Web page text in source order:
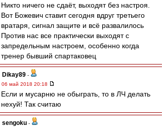
Никто ничего не сдаёт, выходят без настроя.
Вот Божевич ставит сегодня вдруг третьего
вратаря, сигнал защите и всё развалилось
Против нас все практически выходят с
запредельным настроем, особенно когда
тренер бывший спартаковец
Dikay89 -
06 май 2018 20:18
Если и мусарню не обыграть, то в ЛЧ делать
нехуй! Так считаю
sengoku -